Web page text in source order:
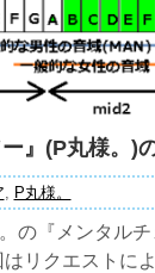
ー』(P丸様。)
, P丸様。
の『メンタル
リクエストに